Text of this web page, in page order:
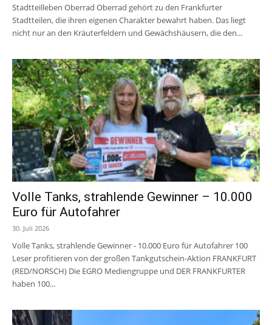
Stadtteilleben Oberrad Oberrad gehört zu den Frankfurter
Stadtteilen, die ihren eigenen Charakter bewahrt haben. Das liegt
nicht nur an den Kräuterfeldern und Gewächshäusern, die den...
Volle Tanks, strahlende Gewinner – 10.000
Euro für Autofahrer
30. Juli 2026
Volle Tanks, strahlende Gewinner - 10.000 Euro für Autofahrer 100
Leser profitieren von der großen Tankgutschein-Aktion FRANKFURT
(RED/NORSCH) Die EGRO Mediengruppe und DER FRANKFURTER
haben 100...